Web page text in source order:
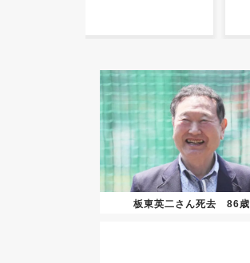
板東英二さん死去 86歳